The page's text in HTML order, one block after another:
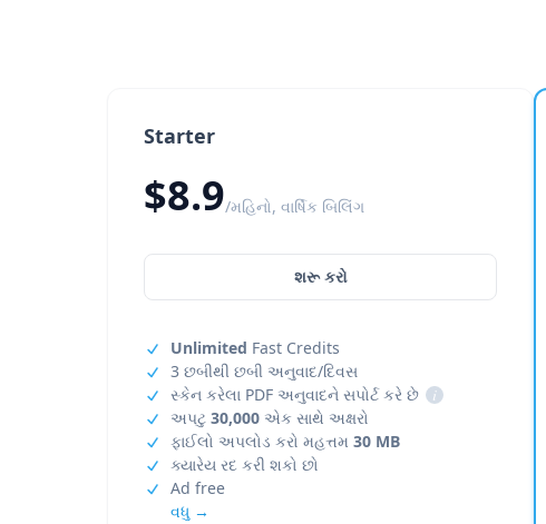
Starter
$8.9/મહિનો, વાર્ષિક બિલિંગ
શરૂ કરો
Unlimited Fast Credits
3 છબીથી છબી અનુવાદ/દિવસ
સ્કેન કરેલા PDF અનુવાદને સપોર્ટ કરે છે
i
અપટુ 30,000 એક સાથે અક્ષરો
ફાઈલો અપલોડ કરો મહત્તમ 30 MB
ક્યારેય રદ કરી શકો છો
Ad free
વધુ →